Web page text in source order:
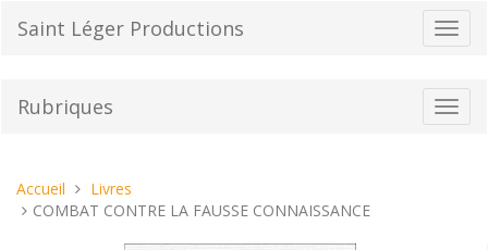
la
Saint Léger Productions
la
Rubriques
Vous
êtes
Accueil
Livres
COMBAT CONTRE LA FAUSSE CONNAISSANCE